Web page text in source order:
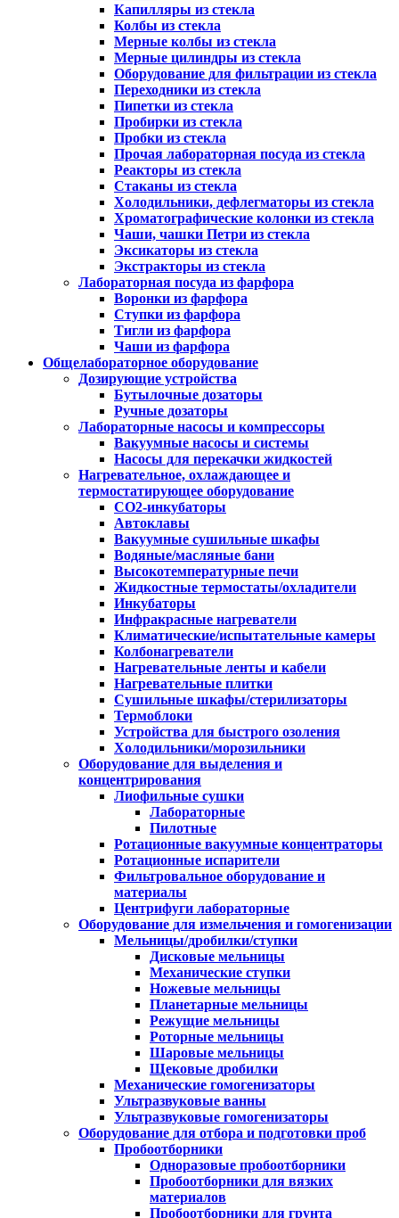
Капилляры из стекла
Колбы из стекла
Мерные колбы из стекла
Мерные цилиндры из стекла
Оборудование для фильтрации из стекла
Переходники из стекла
Пипетки из стекла
Пробирки из стекла
Пробки из стекла
Прочая лабораторная посуда из стекла
Реакторы из стекла
Стаканы из стекла
Холодильники, дефлегматоры из стекла
Хроматографические колонки из стекла
Чаши, чашки Петри из стекла
Эксикаторы из стекла
Экстракторы из стекла
Лабораторная посуда из фарфора
Воронки из фарфора
Ступки из фарфора
Тигли из фарфора
Чаши из фарфора
Общелабораторное оборудование
Дозирующие устройства
Бутылочные дозаторы
Ручные дозаторы
Лабораторные насосы и компрессоры
Вакуумные насосы и системы
Насосы для перекачки жидкостей
Нагревательное, охлаждающее и
термостатирующее оборудование
CO2-инкубаторы
Автоклавы
Вакуумные сушильные шкафы
Водяные/масляные бани
Высокотемпературные печи
Жидкостные термостаты/охладители
Инкубаторы
Инфракрасные нагреватели
Климатические/испытательные камеры
Колбонагреватели
Нагревательные ленты и кабели
Нагревательные плитки
Сушильные шкафы/стерилизаторы
Термоблоки
Устройства для быстрого озоления
Холодильники/морозильники
Оборудование для выделения и
концентрирования
Лиофильные сушки
Лабораторные
Пилотные
Ротационные вакуумные концентраторы
Ротационные испарители
Фильтровальное оборудование и
материалы
Центрифуги лабораторные
Оборудование для измельчения и гомогенизации
Мельницы/дробилки/ступки
Дисковые мельницы
Механические ступки
Ножевые мельницы
Планетарные мельницы
Режущие мельницы
Роторные мельницы
Шаровые мельницы
Щековые дробилки
Механические гомогенизаторы
Ультразвуковые ванны
Ультразвуковые гомогенизаторы
Оборудование для отбора и подготовки проб
Пробоотборники
Одноразовые пробоотборники
Пробоотборники для вязких
материалов
Пробоотборники для грунта